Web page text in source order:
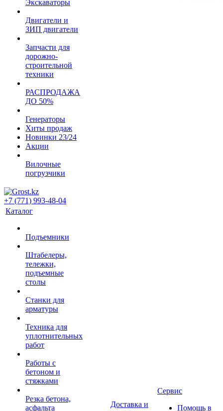
Экскаваторы
Двигатели и
ЗИП двигатели
Запчасти для
дорожно-
строительной
техники
РАСПРОДАЖА
ДО 50%
Генераторы
Хиты продаж
Новинки 23/24
Акции
Вилочные
погрузчики
+7 (771) 993-48-04
Каталог
Подъемники
Штабелеры,
тележки,
подъемные
столы
Станки для
арматуры
Техника для
уплотнительных
работ
Работы с
бетоном и
стяжками
Резка бетона,
асфальта
Доставка и
Сервис
Помощь в